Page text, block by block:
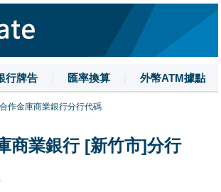
行牌告 匯率換算 外幣ATM據點
匯技巧 | 數字大寫
合作金庫商業銀行分行代碼
商業銀行 [新竹市]分行